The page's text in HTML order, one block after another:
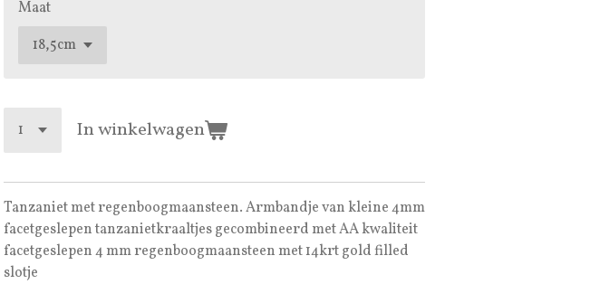
Maat
In winkelwagen
Tanzaniet met regenboogmaansteen. Armbandje van kleine 4mm
facetgeslepen tanzanietkraaltjes gecombineerd met AA kwaliteit
facetgeslepen 4 mm regenboogmaansteen met 14krt gold filled
slotje